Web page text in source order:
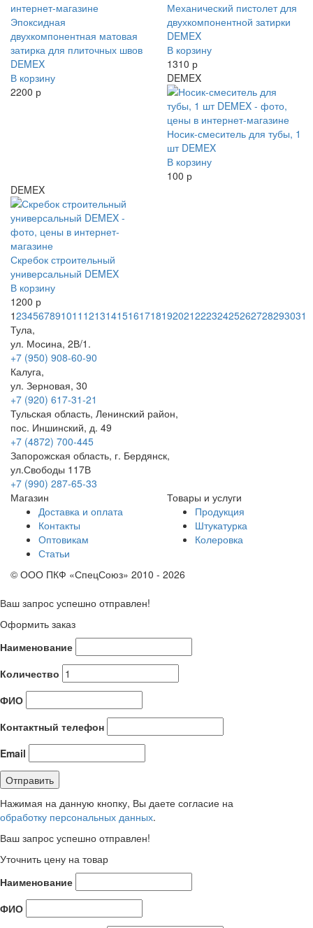
Эпоксидная
двухкомпонентная матовая
затирка для плиточных швов
DEMEX
В корзину
2200 р
Механический пистолет для
двухкомпонентной затирки
DEMEX
В корзину
1310 р
DEMEX
Носик-смеситель для тубы, 1
шт DEMEX
В корзину
100 р
DEMEX
Скребок строительный
универсальный DEMEX
В корзину
1200 р
1234567891011 1213141516171819202122232425262728293031
Тула,
ул. Мосина, 2В/1.
+7 (950) 908-60-90
Калуга,
ул. Зерновая, 30
+7 (920) 617-31-21
Тульская область, Ленинский район,
пос. Иншинский, д. 49
+7 (4872) 700-445
Запорожская область, г. Бердянск,
ул.Свободы 117В
+7 (990) 287-65-33
Магазин
Доставка и оплата
Контакты
Оптовикам
Статьи
Товары и услуги
Продукция
Штукатурка
Колеровка
© ООО ПКФ «СпецСоюз» 2010 - 2026
Ваш запрос успешно отправлен!
Оформить заказ
Наименование
Количество
ФИО
Контактный телефон
Email
Нажимая на данную кнопку, Вы даете согласие на
обработку персональных данных.
Ваш запрос успешно отправлен!
Уточнить цену на товар
Наименование
ФИО